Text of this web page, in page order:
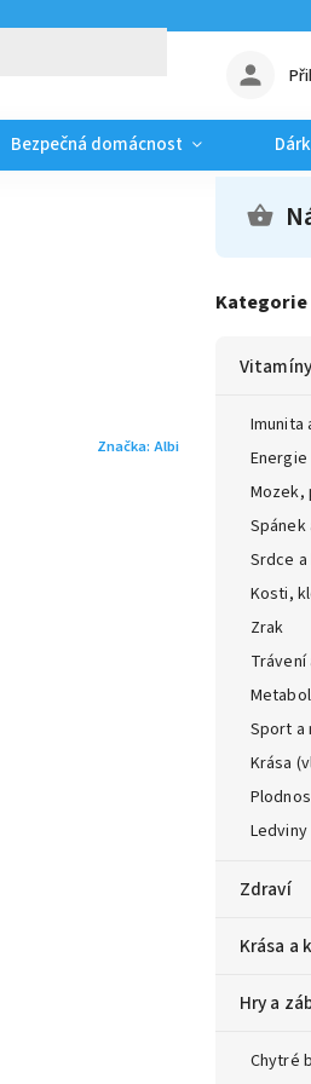
Bezpečná domácnost
Kategorie
Imunita
Mozek,
Spánek
Srdce
Kosti,
Zrak
Trávení
Sport a
Krása
Zdraví
Krása a
Hry a
Chytré
Značka: Albi